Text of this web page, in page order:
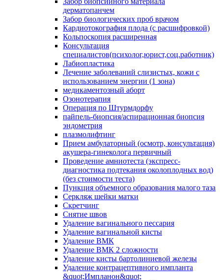
дерматопанчем
Забор биологических проб врачом
Кардиотокография плода (с расшифровкой)
Кольпоскопия расширенная
Консультация
специалистов(психолог,юрист,соц.работник)
Лабиопластика
Лечение заболеваний слизистых, кожи с
использованием энергии (1 зона)
медикаментозный аборт
Озонотерапия
Операция по Штурмдорфу
пайпель-биопсия/аспирационная биопсия
эндометрия
плазмолифтинг
Прием амбулаторный (осмотр, консультация)
акушера-гинеколога первичный
Проведение амниотеста (экспресс-
диагностика подтекания околоплодных вод)
(без стоимости теста)
Пункция объемного образования малого таза
Серкляж шейки матки
Скретчинг
Снятие швов
Удаление вагинального пессария
Удаление вагинальной кисты
Удаление ВМК
Удаление ВМК 2 сложности
Удаление кисты бартолиниевой железы
Удаление контрацептивного импланта
&quot;Импланон&quot;